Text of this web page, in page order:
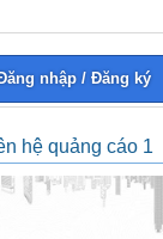
nhập / Đăng ký
hệ quảng cáo 1